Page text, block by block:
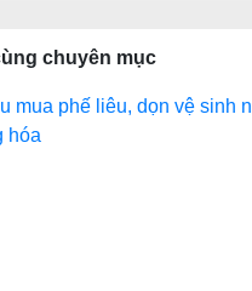
chuyên mục